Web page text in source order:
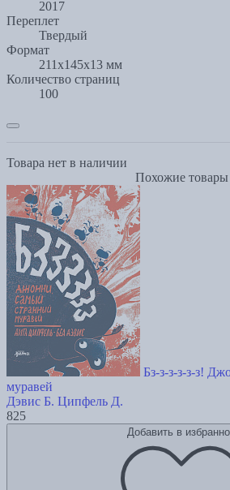
2017
Переплет
Твердый
Формат
211x145x13 мм
Количество страниц
100
Товара нет в наличии
Похожие товары
Бз-з-з-з-з-з!
муравей
Дэвис Б. Ципфель Д.
825
Добавить в